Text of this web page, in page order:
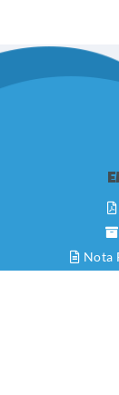
Nota